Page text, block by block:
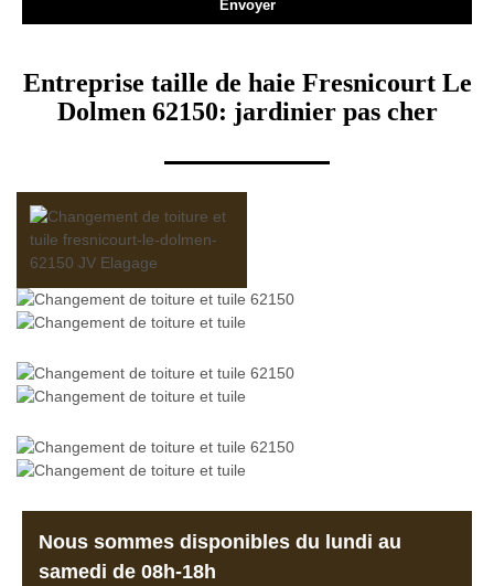
Entreprise taille de haie Fresnicourt Le
Dolmen 62150: jardinier pas cher
Nous sommes disponibles du lundi au
samedi de 08h-18h